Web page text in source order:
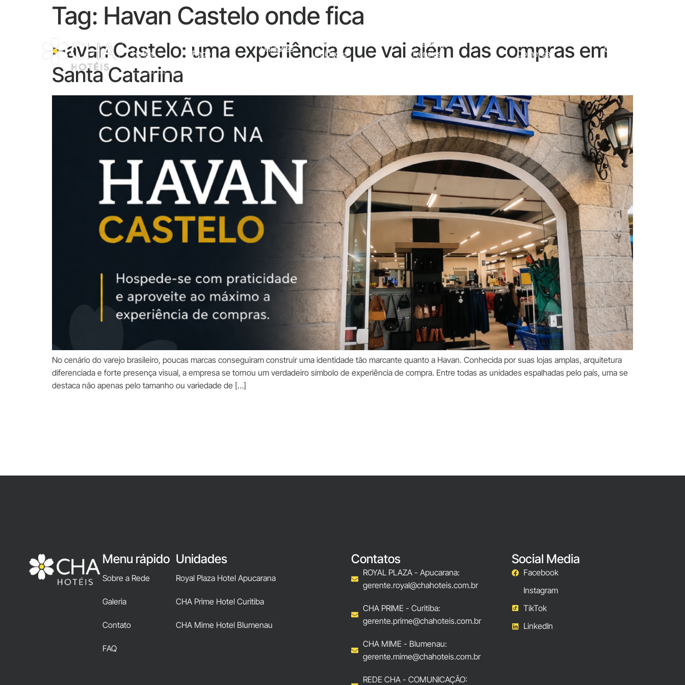
CHA
Hotéis
Sobre A
Rede
Unidades
Galeria Das
Unidades
Entre Viagens E
Vivências
Cadastro
Comercial
Contato
Tag: Havan Castelo onde fica
Havan Castelo: uma experiência que vai além das compras em
Santa Catarina
No cenário do varejo brasileiro, poucas marcas conseguiram construir uma identidade tão marcante quanto a Havan. Conhecida por suas lojas amplas, arquitetura
diferenciada e forte presença visual, a empresa se tornou um verdadeiro símbolo de experiência de compra. Entre todas as unidades espalhadas pelo país, uma se
destaca não apenas pelo tamanho ou variedade de […]
Menu rápido
Sobre a Rede
Galeria
Contato
FAQ
Unidades
Royal Plaza Hotel Apucarana
CHA Prime Hotel Curitiba
CHA Mime Hotel Blumenau
Contatos
ROYAL PLAZA - Apucarana:
gerente.royal@chahoteis.com.br
CHA PRIME - Curitiba:
gerente.prime@chahoteis.com.br
CHA MIME - Blumenau:
gerente.mime@chahoteis.com.br
REDE CHA - COMUNICAÇÃO:
Social Media
Facebook
Instagram
TikTok
LinkedIn